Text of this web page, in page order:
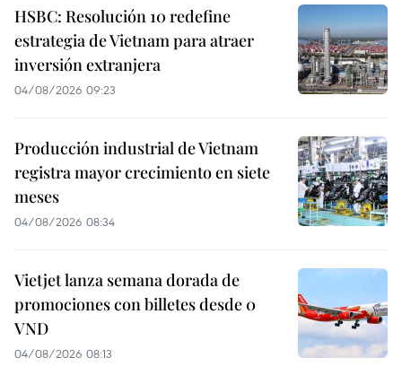
HSBC: Resolución 10 redefine
estrategia de Vietnam para atraer
inversión extranjera
04/08/2026 09:23
Producción industrial de Vietnam
registra mayor crecimiento en siete
meses
04/08/2026 08:34
Vietjet lanza semana dorada de
promociones con billetes desde 0
VND
04/08/2026 08:13